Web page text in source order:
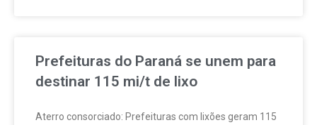
Prefeituras do Paraná se unem para
destinar 115 mi/t de lixo
Aterro consorciado: Prefeituras com lixões geram 115